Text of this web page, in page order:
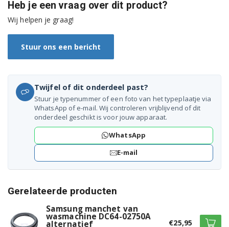
WD8704EJF/XEN
WD8704EJF1/XAG
WD8704EJF1/XEN
WD8714EJF1/XEN
WD906P4SAWQ/EG
WF0702L7V/XET
WF0704F7V/XEN
WF0704F7V1/XEN
Heb je een vraag over dit product?
Wij helpen je graag!
Stuur ons een bericht
Twijfel of dit onderdeel past?
Stuur je typenummer of een foto van het typeplaatje via
WhatsApp of e-mail. Wij controleren vrijblijvend of dit
onderdeel geschikt is voor jouw apparaat.
WhatsApp
E-mail
Gerelateerde producten
Samsung manchet van
wasmachine DC64-02750A
alternatief €25,95